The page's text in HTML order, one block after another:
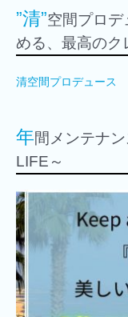
”清”空間プロ
める、最高のク
清空間プロデュース
年間メンテナ
LIFE～